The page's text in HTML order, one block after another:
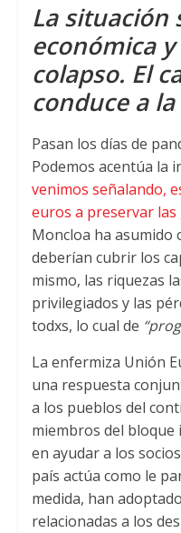
a
t
s
A
p
i
t
t
e
c
e
b
o
k
La situación
económica
colapso. El
conduce a
Pasan los días de
Podemos acentúa la
venimos señalando,
euros a preservar
Moncloa ha asumido
deberían cubrir los
mismo, las riquezas
privilegiados y las
todxs, lo cual de
La enfermiza Unión
una respuesta
a los pueblos del
miembros del
en ayudar a los
país actúa como le
medida, han
relacionadas a los